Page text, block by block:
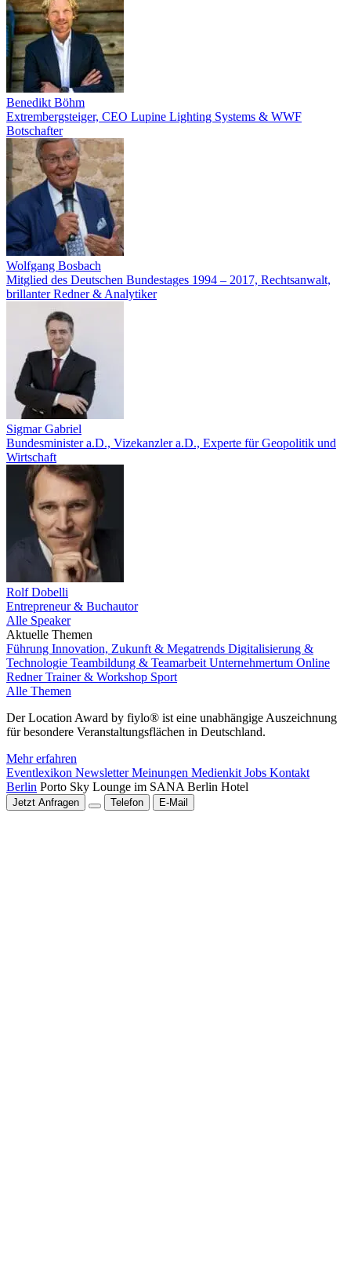
Benedikt Böhm
Extrembergsteiger, CEO Lupine Lighting Systems & WWF
Botschafter
Wolfgang Bosbach
Mitglied des Deutschen Bundestages 1994 – 2017, Rechtsanwalt,
brillanter Redner & Analytiker
Sigmar Gabriel
Bundesminister a.D., Vizekanzler a.D., Experte für Geopolitik und
Wirtschaft
Rolf Dobelli
Entrepreneur & Buchautor
Alle Speaker
Aktuelle Themen
Führung Innovation, Zukunft & Megatrends Digitalisierung &
Technologie Teambildung & Teamarbeit Unternehmertum Online
RednerTrainer & Workshop Sport
Alle Themen
Der Location Award by fiylo® ist eine unabhängige Auszeichnung
für besondere Veranstaltungsflächen in Deutschland.
Mehr erfahren
Eventlexikon NewsletterMeinungen Medienkit Jobs Kontakt
Berlin Porto Sky Lounge im SANA Berlin Hotel
Jetzt Anfragen Telefon E-Mail